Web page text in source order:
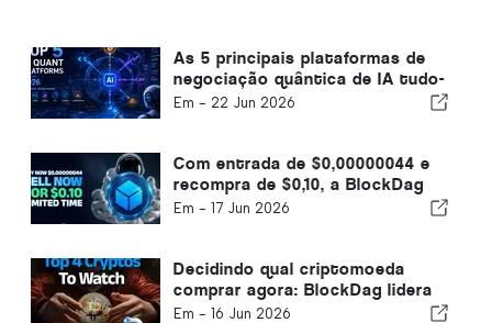
As 5 principais plataformas de
negociação quântica de IA tudo-
em-um em 2026 para
Em - 22 Jun 2026
Com entrada de $0,00000044 e
recompra de $0,10, a BlockDag
está fazendo o que Cardano
Em - 17 Jun 2026
Decidindo qual criptomoeda
comprar agora: BlockDag lidera
Polygon, Shiba Inu e Bonk Coin
Em - 16 Jun 2026